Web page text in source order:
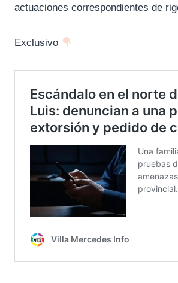
actuaciones correspondientes de
Exclusivo